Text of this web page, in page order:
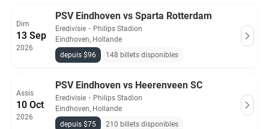
Dim
13 Sep
2026
PSV Eindhoven vs Sparta Rotterdam
Eredivisie ・ Philips Stadion
Eindhoven, Hollande
depuis $96
148 billets disponibles
Assis
10 Oct
2026
PSV Eindhoven vs Heerenveen SC
Eredivisie ・ Philips Stadion
Eindhoven, Hollande
depuis $75
210 billets disponibles